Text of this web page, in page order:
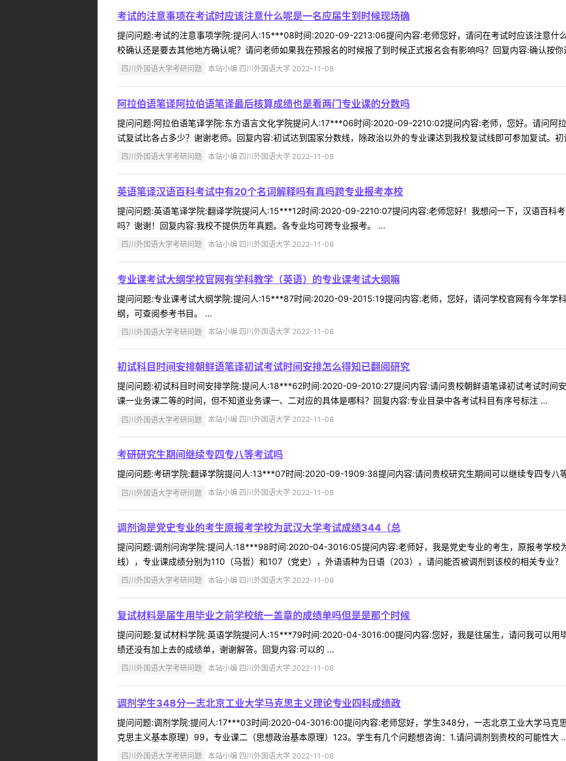
考试的注意事项在考试时应该注意什么呢是一名应届生到时候现场确
提问问题:考试的注意事项学院:提问人:15***08时间:2020-09-2213:06提问内容:老师您好，请问在考试时应该注意什
校确认还是要去其他地方确认呢？请问老师如果我在预报名的时候报了到时候正式报名会有影响吗？回复内容:确认按你
四川外国语大学考研问题 本站小编 四川外国语大学 2022-11-08
阿拉伯语笔译阿拉伯语笔译最后核算成绩也是看两门专业课的分数吗
提问问题:阿拉伯语笔译学院:东方语言文化学院提问人:17***06时间:2020-09-2210:02提问内容:老师，您好。请问阿
试复试比各占多少？谢谢老师。回复内容:初试达到国家分数线，除政治以外的专业课达到我校复试线即可参加复试。初
四川外国语大学考研问题 本站小编 四川外国语大学 2022-11-08
英语笔译汉语百科考试中有20个名词解释吗有真吗跨专业报考本校
提问问题:英语笔译学院:翻译学院提问人:15***12时间:2020-09-2210:07提问内容:老师您好！我想问一下，汉语百科
吗？谢谢！回复内容:我校不提供历年真题。各专业均可跨专业报考。 ...
四川外国语大学考研问题 本站小编 四川外国语大学 2022-11-08
专业课考试大纲学校官网有学科教学（英语）的专业课考试大纲嘛
提问问题:专业课考试大纲学院:提问人:15***87时间:2020-09-2015:19提问内容:老师，您好，请问学校官网有今年学
纲，可查阅参考书目。 ...
四川外国语大学考研问题 本站小编 四川外国语大学 2022-11-08
初试科目时间安排朝鲜语笔译初试考试时间安排怎么得知已翻阅研究
提问问题:初试科目时间安排学院:提问人:18***62时间:2020-09-2010:27提问内容:请问贵校朝鲜语笔译初试考试时间
课一业务课二等的时间，但不知道业务课一、二对应的具体是哪科？回复内容:专业目录中各考试科目有序号标注 ...
四川外国语大学考研问题 本站小编 四川外国语大学 2022-11-08
考研研究生期间继续专四专八等考试吗
提问问题:考研学院:翻译学院提问人:13***07时间:2020-09-1909:38提问内容:请问贵校研究生期间可以继续专四专八
四川外国语大学考研问题 本站小编 四川外国语大学 2022-11-08
调剂询是党史专业的考生原报考学校为武汉大学考试成绩344（总
提问问题:调剂问询学院:提问人:18***98时间:2020-04-3016:05提问内容:老师好，我是党史专业的考生，原报考学校
线），专业课成绩分别为110（马哲）和107（党史），外语语种为日语（203），请问能否被调剂到该校的相关专业？
四川外国语大学考研问题 本站小编 四川外国语大学 2022-11-08
复试材料是届生用毕业之前学校统一盖章的成绩单吗但是是那个时候
提问问题:复试材料学院:英语学院提问人:15***79时间:2020-04-3016:00提问内容:您好，我是往届生，请问我可以用
绩还没有加上去的成绩单，谢谢解答。回复内容:可以的 ...
四川外国语大学考研问题 本站小编 四川外国语大学 2022-11-08
调剂学生348分一志北京工业大学马克思主义理论专业四科成绩政
提问问题:调剂学院:提问人:17***03时间:2020-04-3016:00提问内容:老师您好，学生348分，一志北京工业大学马克
克思主义基本原理）99，专业课二（思想政治基本原理）123。学生有几个问题想咨询：1.请问调剂到贵校的可能性大
四川外国语大学考研问题 本站小编 四川外国语大学 2022-11-08